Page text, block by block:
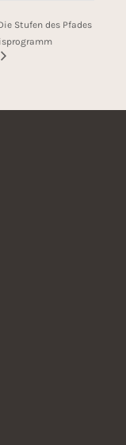
Stufen des Pfades